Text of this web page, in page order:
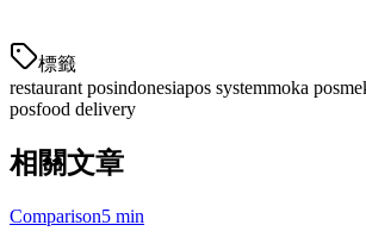
標籤
restaurant posindonesiapos systemmoka pos
posfood delivery
相關文章
Comparison5 min